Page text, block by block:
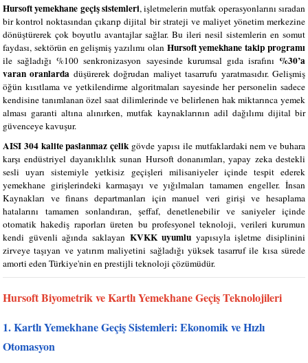
Hursoft yemekhane geçiş sistemleri, işletmelerin mutfak operasyonlarını sıradan
bir kontrol noktasından çıkarıp dijital bir strateji ve maliyet yönetim merkezine
dönüştürerek çok boyutlu avantajlar sağlar. Bu ileri nesil sistemlerin en somut
faydası, sektörün en gelişmiş yazılımı olan Hursoft yemekhane takip programı
ile sağladığı %100 senkronizasyon sayesinde kurumsal gıda israfını %30’a
varan oranlarda düşürerek doğrudan maliyet tasarrufu yaratmasıdır. Gelişmiş
öğün kısıtlama ve yetkilendirme algoritmaları sayesinde her personelin sadece
kendisine tanımlanan özel saat dilimlerinde ve belirlenen hak miktarınca yemek
alması garanti altına alınırken, mutfak kaynaklarının adil dağılımı dijital bir
güvenceye kavuşur.
AISI 304 kalite paslanmaz çelik gövde yapısı ile mutfaklardaki nem ve buhara
karşı endüstriyel dayanıklılık sunan Hursoft donanımları, yapay zeka destekli
sesli uyarı sistemiyle yetkisiz geçişleri milisaniyeler içinde tespit ederek
yemekhane girişlerindeki karmaşayı ve yığılmaları tamamen engeller. İnsan
Kaynakları ve finans departmanları için manuel veri girişi ve hesaplama
hatalarını tamamen sonlandıran, şeffaf, denetlenebilir ve saniyeler içinde
otomatik hakediş raporları üreten bu profesyonel teknoloji, verileri kurumun
kendi güvenli ağında saklayan KVKK uyumlu yapısıyla işletme disiplinini
zirveye taşıyan ve yatırım maliyetini sağladığı yüksek tasarruf ile kısa sürede
amorti eden Türkiye'nin en prestijli teknoloji çözümüdür.
Hursoft Biyometrik ve Kartlı Yemekhane Geçiş Teknolojileri
1. Kartlı Yemekhane Geçiş Sistemleri: Ekonomik ve Hızlı
Otomasyon